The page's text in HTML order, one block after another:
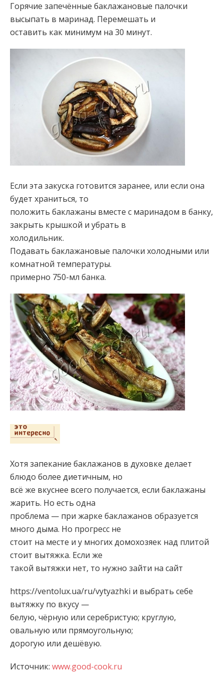
Горячие запечённые баклажановые палочки
высыпать в маринад. Перемешать и
оставить как минимум на 30 минут.
Если эта закуска готовится заранее, или если она
будет храниться, то
положить баклажаны вместе с маринадом в банку,
закрыть крышкой и убрать в
холодильник.
Подавать баклажановые палочки холодными или
комнатной температуры.
примерно 750-мл банка.
Хотя запекание баклажанов в духовке делает
блюдо более диетичным, но
всё же вкуснее всего получается, если баклажаны
жарить. Но есть одна
проблема — при жарке баклажанов образуется
много дыма. Но прогресс не
стоит на месте и у многих домохозяек над плитой
стоит вытяжка. Если же
такой вытяжки нет, то нужно зайти на сайт
https://ventolux.ua/ru/vytyazhki и выбрать себе
вытяжку по вкусу —
белую, чёрную или серебристую; круглую,
овальную или прямоугольную;
дорогую или дешёвую.
Источник: www.good-cook.ru